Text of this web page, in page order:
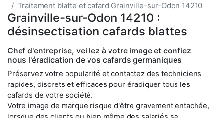
Traitement blatte et cafard Grainville-sur-Odon 14210
Grainville-sur-Odon 14210 :
désinsectisation cafards blattes
Chef d'entreprise, veillez à votre image et confiez
nous l'éradication de vos cafards germaniques
Préservez votre popularité et contactez des techniciens
rapides, discrets et efficaces pour éradiquer tous les
cafards de votre société.
Votre image de marque risque d'être gravement entachée,